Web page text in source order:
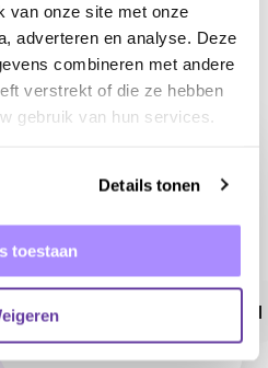
van onze site met onze
adverteren en analyse. Deze
combineren met andere
verstrekt of die ze hebben
gebruik van hun services.
Details tonen
toestaan
AAN
ONZE SPECIALISTEN